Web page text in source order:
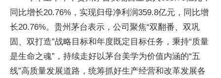
同比增长20.76%，实现归母净利润359.8亿元，同比增
长20.76%。贵州茅台表示，公司聚焦“双翻番、双巩
固、双打造”战略目标和年度既定目标任务，秉持“质量
是生命之魂”，持续走好以茅台美学为价值内涵的“五
线”高质量发展道路，统筹抓好生产经营和改革发展各